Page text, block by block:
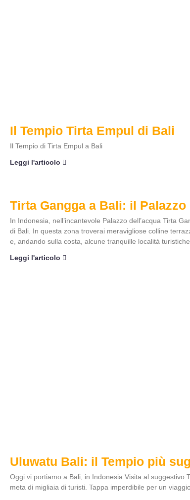
Il Tempio Tirta Empul di Bali
Il Tempio di Tirta Empul a Bali
Leggi l'articolo
Tirta Gangga a Bali: il Palazzo
In Indonesia, nell’incantevole Palazzo dell’acqua Tirta
di Bali. In questa zona troverai meravigliose colline
e, andando sulla costa, alcune tranquille località
Leggi l'articolo
Uluwatu Bali: il Tempio più
Oggi vi portiamo a Bali, in Indonesia Visita al suggestivo
meta di migliaia di turisti. Tappa imperdibile per un